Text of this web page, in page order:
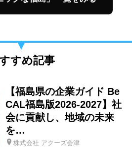
すめ記事
【福島県の企業ガイド Be
CAL福島版2026-2027】社
会に貢献し、地域の未来
を…
株式会社 アクーズ会津